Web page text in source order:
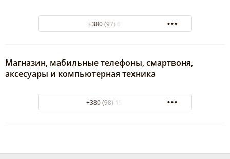
+380 (97) 0554556
Магназин, мабильные телефоны, смартвоня,
аксесуары и компьютерная техника
+380 (98) 159-80-88